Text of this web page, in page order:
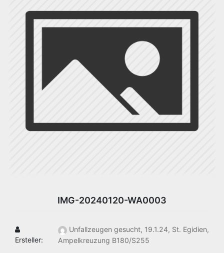
IMG-20240120-WA0003
Ersteller:
Unfallzeugen gesucht, 19.1.24, St. Egidien,
Ampelkreuzung B180/S255